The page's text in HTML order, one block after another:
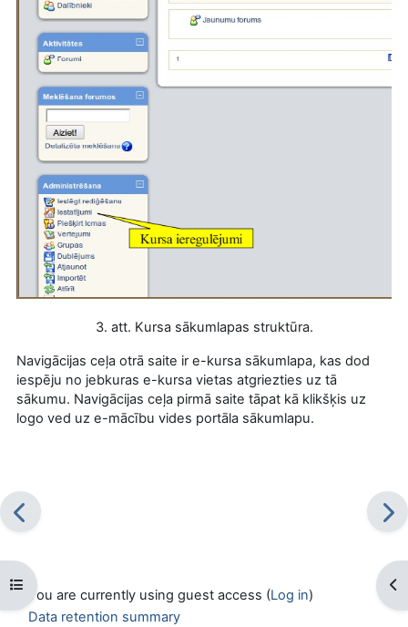
Open course index
3. att. Kursa sākumlapas struktūra.
Navigācijas ceļa otrā saite ir e-kursa sākumlapa, kas dod
iespēju no jebkuras e-kursa vietas atgriezties uz tā
sākumu. Navigācijas ceļa pirmā saite tāpat kā klikšķis uz
logo ved uz e-mācību vides portāla sākumlapu.
You are currently using guest access (Log in)
Data retention summary